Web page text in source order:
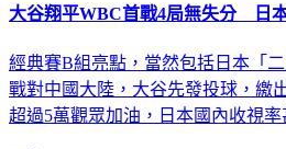
大谷翔平WBC首戰4局無失分 日
經典賽B組亮點，當然包括日本「
戰對中國大陸，大谷先發投球，繳
超過5萬觀眾加油，日本國內收視率